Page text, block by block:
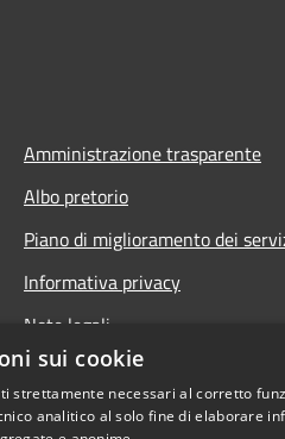
Amministrazione trasparente
Albo pretorio
Piano di miglioramento dei
Informativa privacy
Note legali
Dichiarazione di accessibilità
Obiettivi di accessibilità per
sui cookie
strettamente necessari al corretto
analitico al solo fine di elaborare